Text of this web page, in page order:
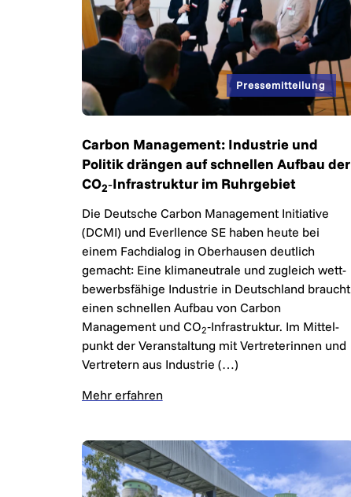
Carbon Management: Industrie und
Politik drängen auf schnellen Aufbau der
CO2‑Infrastruktur im Ruhrgebiet
Die Deutsche Carbon Management Initiative
(DCMI) und Everllence SE haben heute bei
einem Fach­dialog in Ober­hausen deutlich
gemacht: Eine klima­neutrale und zu­gleich wett­
be­werbs­fä­hi­ge In­dus­trie in Deutschland braucht
ein­en schnel­len Aufbau von Carbon
Management und CO2‑Infrastruktur. Im Mittel­
punkt der Ver­an­stalt­ung mit Vertreter­innen und
Vertretern aus In­dust­rie (…)
Mehr erfahren